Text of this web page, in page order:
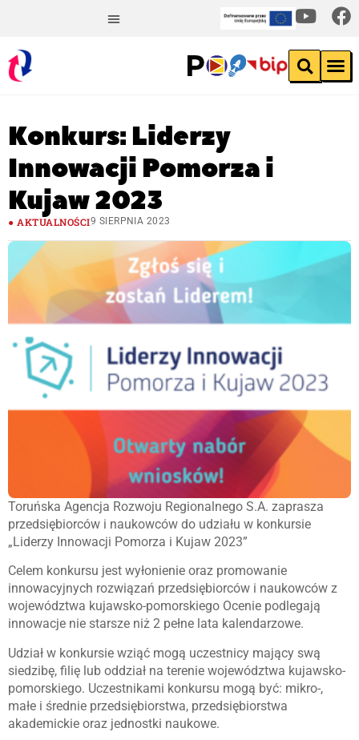
Konkurs: Liderzy
Innowacji Pomorza i
Kujaw 2023
AKTUALNOŚCI9 SIERPNIA 2023
Toruńska Agencja Rozwoju Regionalnego S.A. zaprasza
przedsiębiorców i naukowców do udziału w konkursie
„Liderzy Innowacji Pomorza i Kujaw 2023”
Celem konkursu jest wyłonienie oraz promowanie
innowacyjnych rozwiązań przedsiębiorców i naukowców z
województwa kujawsko-pomorskiego Ocenie podlegają
innowacje nie starsze niż 2 pełne lata kalendarzowe.
Udział w konkursie wziąć mogą uczestnicy mający swą
siedzibę, filię lub oddział na terenie województwa kujawsko-
pomorskiego. Uczestnikami konkursu mogą być: mikro-,
małe i średnie przedsiębiorstwa, przedsiębiorstwa
akademickie oraz jednostki naukowe.